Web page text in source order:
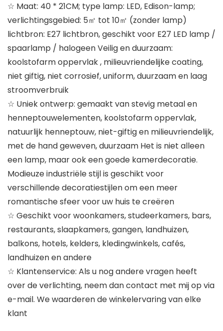
☆ Maat: 40 * 21CM; type lamp: LED, Edison-lamp;
verlichtingsgebied: 5㎡ tot 10㎡ (zonder lamp)
lichtbron: E27 lichtbron, geschikt voor E27 LED lamp /
spaarlamp / halogeen Veilig en duurzaam:
koolstofarm oppervlak , milieuvriendelijke coating,
niet giftig, niet corrosief, uniform, duurzaam en laag
stroomverbruik
☆ Uniek ontwerp: gemaakt van stevig metaal en
henneptouwelementen, koolstofarm oppervlak,
natuurlijk henneptouw, niet-giftig en milieuvriendelijk,
met de hand geweven, duurzaam Het is niet alleen
een lamp, maar ook een goede kamerdecoratie.
Modieuze industriële stijl is geschikt voor
verschillende decoratiestijlen om een ​​meer
romantische sfeer voor uw huis te creëren
☆ Geschikt voor woonkamers, studeerkamers, bars,
restaurants, slaapkamers, gangen, landhuizen,
balkons, hotels, kelders, kledingwinkels, cafés,
landhuizen en andere
☆ Klantenservice: Als u nog andere vragen heeft
over de verlichting, neem dan contact met mij op via
e-mail. We waarderen de winkelervaring van elke
klant